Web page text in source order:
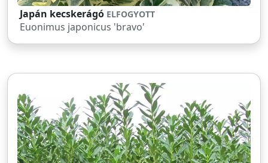
Japán kecskerágó ELFOGYOTT
Euonimus japonicus 'bravo'